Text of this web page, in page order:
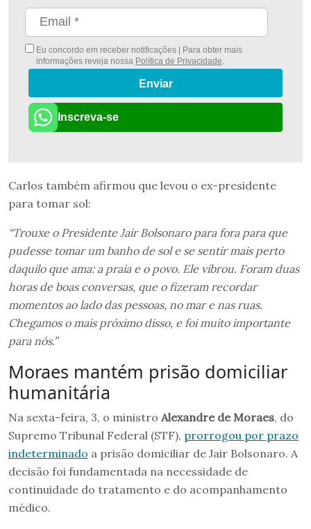
Eu concordo em receber notificações | Para obter mais
informações reveja nossa Política de Privacidade.
Enviar
Inscreva-se
Carlos também afirmou que levou o ex-presidente
para tomar sol:
“Trouxe o Presidente Jair Bolsonaro para fora para que
pudesse tomar um banho de sol e se sentir mais perto
daquilo que ama: a praia e o povo. Ele vibrou. Foram duas
horas de boas conversas, que o fizeram recordar
momentos ao lado das pessoas, no mar e nas ruas.
Chegamos o mais próximo disso, e foi muito importante
para nós.”
Moraes mantém prisão domiciliar
humanitária
Na sexta-feira, 3, o ministro Alexandre de Moraes, do
Supremo Tribunal Federal (STF), prorrogou por prazo
indeterminado a prisão domiciliar de Jair Bolsonaro. A
decisão foi fundamentada na necessidade de
continuidade do tratamento e do acompanhamento
médico.